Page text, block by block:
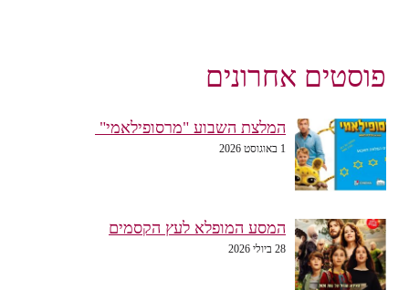
פוסטים אחרונים
המלצת השבוע "מרסופילאמי"
1 באוגוסט 2026
המסע המופלא לעץ הקסמים
28 ביולי 2026